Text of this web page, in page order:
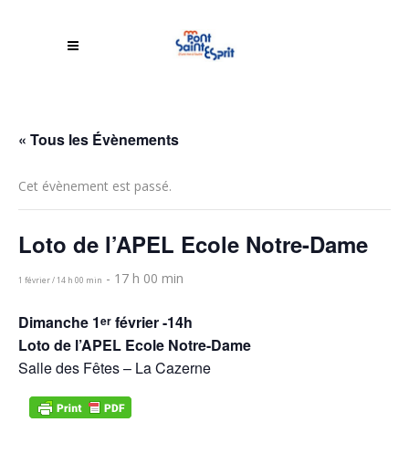
« Tous les Évènements
Cet évènement est passé.
Loto de l’APEL Ecole Notre-Dame
1 février / 14 h 00 min - 17 h 00 min
Dimanche 1er février -14h
Loto de l’APEL Ecole Notre-Dame
Salle des Fêtes – La Cazerne